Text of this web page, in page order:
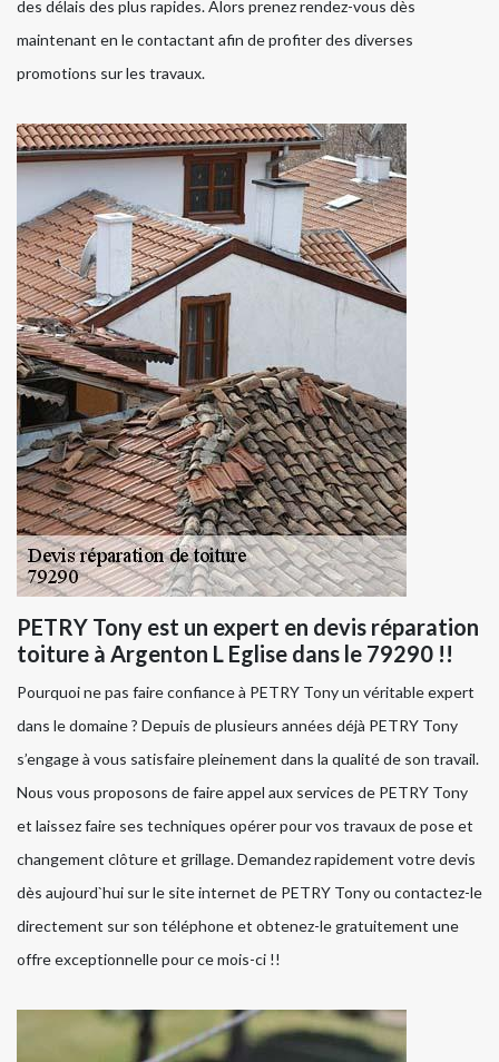
des délais des plus rapides. Alors prenez rendez-vous dès
maintenant en le contactant afin de profiter des diverses
promotions sur les travaux.
PETRY Tony est un expert en devis réparation
toiture à Argenton L Eglise dans le 79290 !!
Pourquoi ne pas faire confiance à PETRY Tony un véritable expert
dans le domaine ? Depuis de plusieurs années déjà PETRY Tony
s’engage à vous satisfaire pleinement dans la qualité de son travail.
Nous vous proposons de faire appel aux services de PETRY Tony
et laissez faire ses techniques opérer pour vos travaux de pose et
changement clôture et grillage. Demandez rapidement votre devis
dès aujourd`hui sur le site internet de PETRY Tony ou contactez-le
directement sur son téléphone et obtenez-le gratuitement une
offre exceptionnelle pour ce mois-ci !!